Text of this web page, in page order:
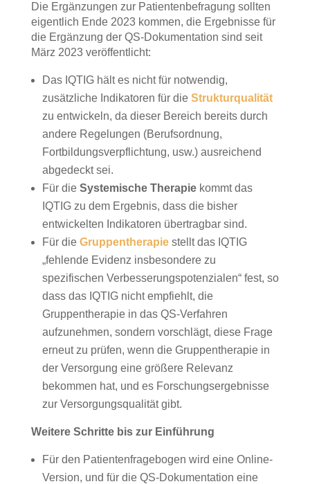
Die Ergänzungen zur Patientenbefragung sollten
eigentlich Ende 2023 kommen, die Ergebnisse für
die Ergänzung der QS-Dokumentation sind seit
März 2023 veröffentlicht:
Das IQTIG hält es nicht für notwendig,
zusätzliche Indikatoren für die Strukturqualität
zu entwickeln, da dieser Bereich bereits durch
andere Regelungen (Berufsordnung,
Fortbildungsverpflichtung, usw.) ausreichend
abgedeckt sei.
Für die Systemische Therapiekommt das
IQTIG zu dem Ergebnis, dass die bisher
entwickelten Indikatoren übertragbar sind.
Für die Gruppentherapie stellt das IQTIG
„fehlende Evidenz insbesondere zu
spezifischen Verbesserungspotenzialen“ fest, so
dass das IQTIG nicht empfiehlt, die
Gruppentherapie in das QS-Verfahren
aufzunehmen, sondern vorschlägt, diese Frage
erneut zu prüfen, wenn die Gruppentherapie in
der Versorgung eine größere Relevanz
bekommen hat, und es Forschungsergebnisse
zur Versorgungsqualität gibt.
Weitere Schritte bis zur Einführung
Für den Patientenfragebogen wird eine Online-
Version, und für die QS-Dokumentation eine